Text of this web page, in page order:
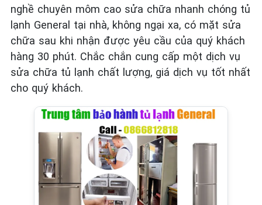
nghề chuyên môm cao sửa chữa nhanh chóng tủ
lạnh General tại nhà, không ngại xa, có mặt sửa
chữa sau khi nhận được yêu cầu của quý khách
hàng 30 phút. Chắc chắn cung cấp một dịch vụ
sửa chữa tủ lạnh chất lượng, giá dịch vụ tốt nhất
cho quý khách.